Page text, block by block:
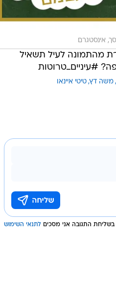
אינסטגרם
מהתמונה לעיל תשאיל
#עיניים_טרוטות
משה דץ טיטי איינאו
בשליחת התגובה אני מסכים לתנאי השימוש